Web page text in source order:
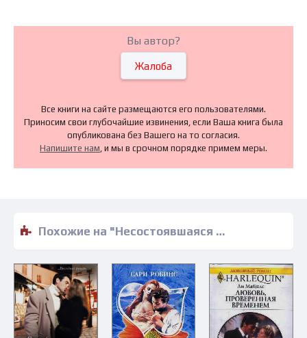
Вы автор?
Жалоба
Все книги на сайте размещаются его пользователями.
Приносим свои глубочайшие извинения, если Ваша книга была
опубликована без Вашего на то согласия.
Напишите нам, и мы в срочном порядке примем меры.
Похожие на "Несостоявшаяся свадьба - Нэнси Гэри" книги читать бесплатно полные версии